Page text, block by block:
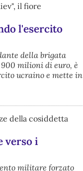
il fiore
l'esercito
della brigata
milioni di euro, è
ucraino e mette in
della cosiddetta
verso i
militare forzato